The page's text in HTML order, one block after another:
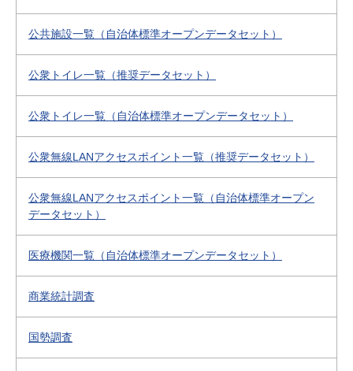
公共施設一覧（自治体標準オープンデータセット）
公衆トイレ一覧（推奨データセット）
公衆トイレ一覧（自治体標準オープンデータセット）
公衆無線LANアクセスポイント一覧（推奨データセット）
公衆無線LANアクセスポイント一覧（自治体標準オープン
データセット）
医療機関一覧（自治体標準オープンデータセット）
商業統計調査
国勢調査